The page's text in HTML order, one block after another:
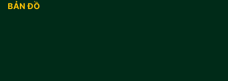
BẢN ĐỒ